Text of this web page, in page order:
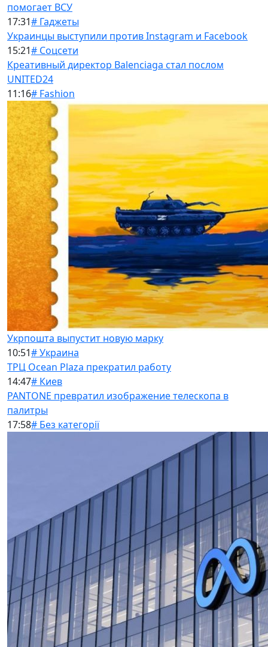
помогает ВСУ
17:31# Гаджеты
Украинцы выступили против Instagram и Facebook
15:21# Соцсети
Креативный директор Balenciaga стал послом
UNITED24
11:16# Fashion
Укрпошта выпустит новую марку
10:51# Украина
ТРЦ Ocean Plaza прекратил работу
14:47# Киев
PANTONE превратил изображение телескопа в
палитры
17:58# Без категорії